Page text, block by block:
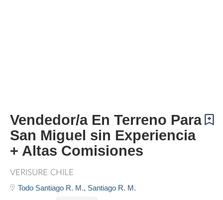
Vendedor/a En Terreno Para
San Miguel sin Experiencia
+ Altas Comisiones
VERISURE CHILE
Todo Santiago R. M., Santiago R. M.